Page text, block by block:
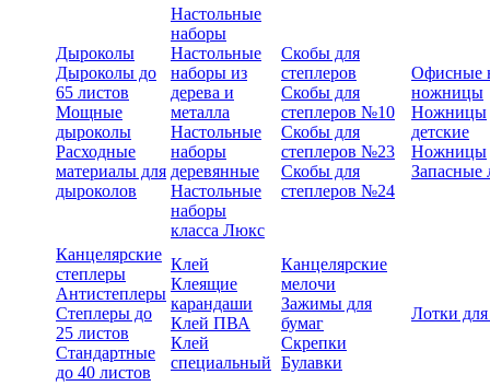
Дыроколы
Дыроколы до
65 листов
Мощные
дыроколы
Расходные
материалы для
дыроколов
Настольные
наборы
Настольные
наборы из
дерева и
металла
Настольные
наборы
деревянные
Настольные
наборы
класса Люкс
Скобы для
степлеров
Скобы для
степлеров №10
Скобы для
степлеров №23
Скобы для
степлеров №24
Офисные
ножницы
Ножницы
детские
Ножницы
Запасные
Канцелярские
степлеры
Антистеплеры
Степлеры до
25 листов
Стандартные
до 40 листов
Клей
Клеящие
карандаши
Клей ПВА
Клей
специальный
Канцелярские
мелочи
Зажимы для
бумаг
Скрепки
Булавки
Лотки